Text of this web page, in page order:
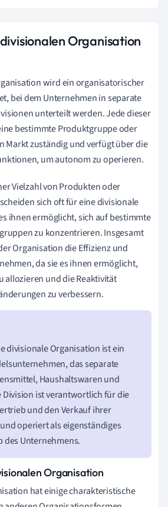
Organisation
wird ein organisatorischer
bei dem Unternehmen in separate
unterteilt werden. Jede dieser
bestimmte Produktgruppe oder
Markt zuständig und verfügt über die
um autonom zu operieren.
Vielzahl von Produkten oder
sich oft für eine divisionale
ihnen ermöglicht, sich auf bestimmte
zu konzentrieren. Insgesamt
Organisation die Effizienz und
da sie es ihnen ermöglicht,
allozieren und die Reaktivität
zu verbessern.
divisionale Organisation ist ein
das separate
Haushaltswaren und
Division ist verantwortlich für die
und den Verkauf ihrer
operiert als eigenständiges
des Unternehmens.
Organisation
hat einige charakteristische